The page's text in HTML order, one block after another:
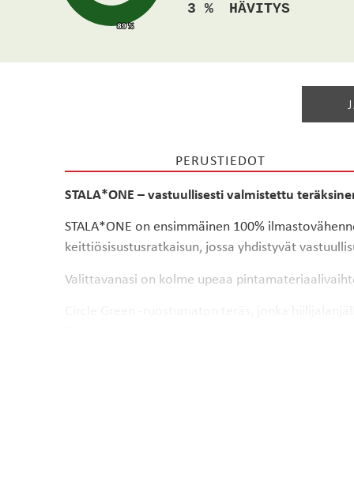
89 %
89 %
3 %
HÄVITYS
PERUSTIEDOT
STALA*ONE – vastuullisesti valmistettu
STALA*ONE on ensimmäinen 100%
keittiösisustusratkaisun, jossa yhdistyvät
Valittavanasi on kolme upeaa
ONE-tiskipöytiin on valittavissa myös
käyttömukavuutta. Red Dot- ja Green Good